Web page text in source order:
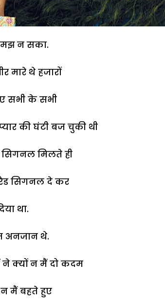
न सका.
मारे थे हजारों
सभी के सभी
की घंटी बज चुकी थी
सिगनल मिलते ही
सिगनल दे कर
था.
अनजान थे.
ने क्यों न मैं दो कदम
मैं बहते हुए